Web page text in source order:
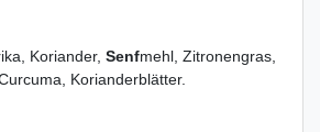
Koriander, Senfmehl, Zitronengras,
Korianderblätter.